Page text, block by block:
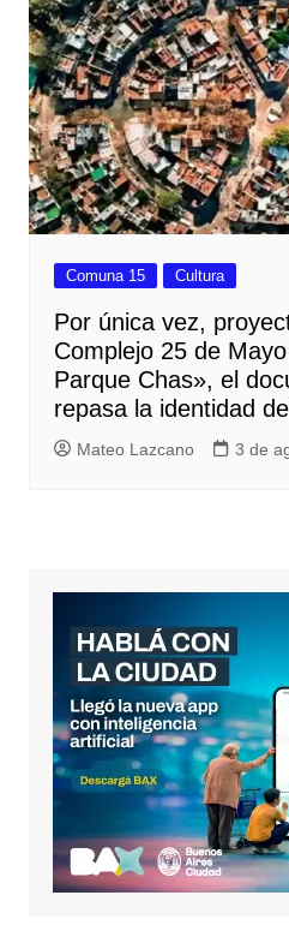
Comuna 15 Cultura
Por única vez,
Complejo 25 de
Parque Chas», el
repasa la identidad
Mateo Lazcano 3 de